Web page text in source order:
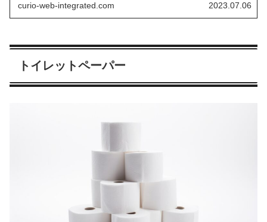
curio-web-integrated.com 2023.07.06
トイレットペーパー